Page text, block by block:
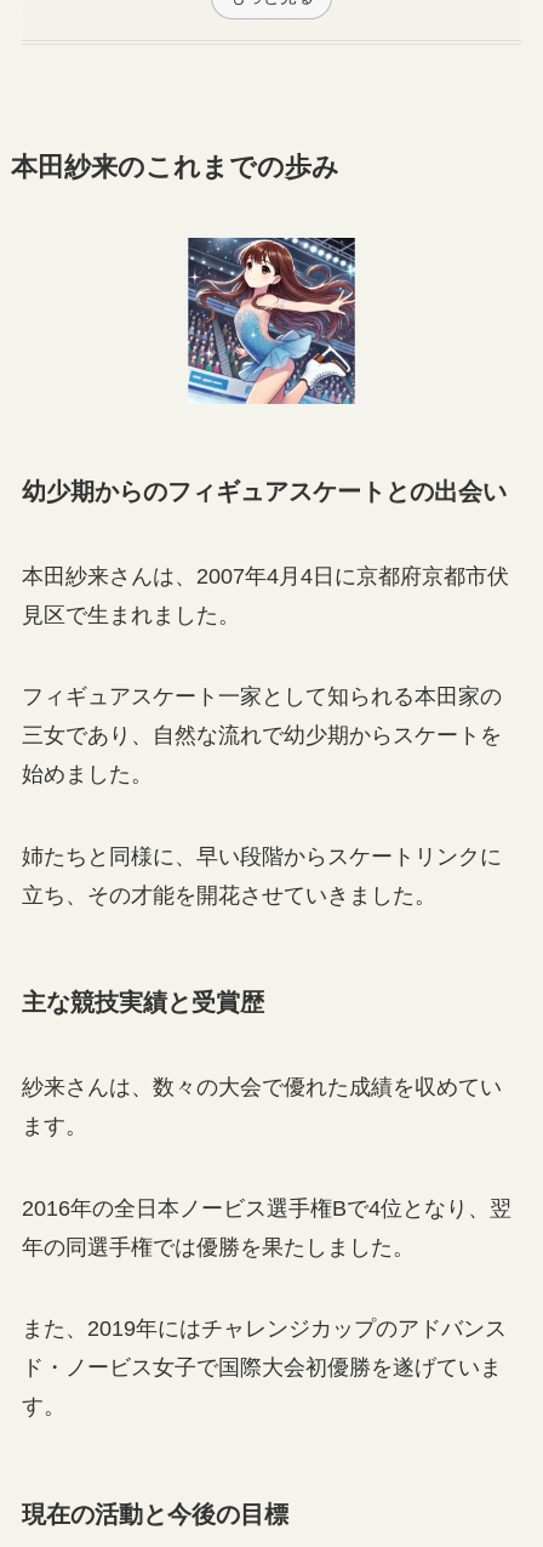
本田紗来のこれまでの歩み
幼少期からのフィギュアスケートとの出会い
本田紗来さんは、2007年4月4日に京都府京都市伏
見区で生まれました。
フィギュアスケート一家として知られる本田家の
三女であり、自然な流れで幼少期からスケートを
始めました。
姉たちと同様に、早い段階からスケートリンクに
立ち、その才能を開花させていきました。
主な競技実績と受賞歴
紗来さんは、数々の大会で優れた成績を収めてい
ます。
2016年の全日本ノービス選手権Bで4位となり、翌
年の同選手権では優勝を果たしました。
また、2019年にはチャレンジカップのアドバンス
ド・ノービス女子で国際大会初優勝を遂げていま
す。
現在の活動と今後の目標